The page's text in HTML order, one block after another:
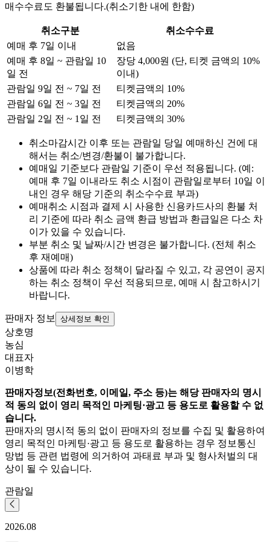
매수수료도 환불됩니다.(취소기한 내에 한함)
취소구분
취소수수료
예매 후 7일 이내
없음
예매 후 8일 ~ 관람일 10
일 전
장당 4,000원 (단, 티켓 금액의 10%
이내)
관람일 9일 전 ~ 7일 전
티켓금액의 10%
관람일 6일 전 ~ 3일 전
티켓금액의 20%
관람일 2일 전 ~ 1일 전
티켓금액의 30%
취소마감시간 이후 또는 관람일 당일 예매하신 건에 대
해서는 취소/변경/환불이 불가합니다.
예매일 기준보다 관람일 기준이 우선 적용됩니다. (예:
예매 후 7일 이내라도 취소 시점이 관람일로부터 10일 이
내인 경우 해당 기준의 취소수수료 부과)
예매취소 시점과 결제 시 사용한 신용카드사의 환불 처
리 기준에 따라 취소 금액 환급 방법과 환급일은 다소 차
이가 있을 수 있습니다.
부분 취소 및 날짜/시간 변경은 불가합니다. (전체 취소
후 재예매)
상품에 따라 취소 정책이 달라질 수 있고, 각 공연이 공지
하는 취소 정책이 우선 적용되므로, 예매 시 참고하시기
바랍니다.
판매자 정보 상세정보 확인
상호명
농심
대표자
이병학
판매자정보(전화번호, 이메일, 주소 등)는 해당 판매자의 명시
적 동의 없이 영리 목적인 마케팅·광고 등 용도로 활용할 수 없
습니다.
판매자의 명시적 동의 없이 판매자의 정보를 수집 및 활용하여
영리 목적인 마케팅·광고 등 용도로 활용하는 경우 정보통신
망법 등 관련 법령에 의거하여 과태료 부과 및 형사처벌의 대
상이 될 수 있습니다.
관람일
2026.08